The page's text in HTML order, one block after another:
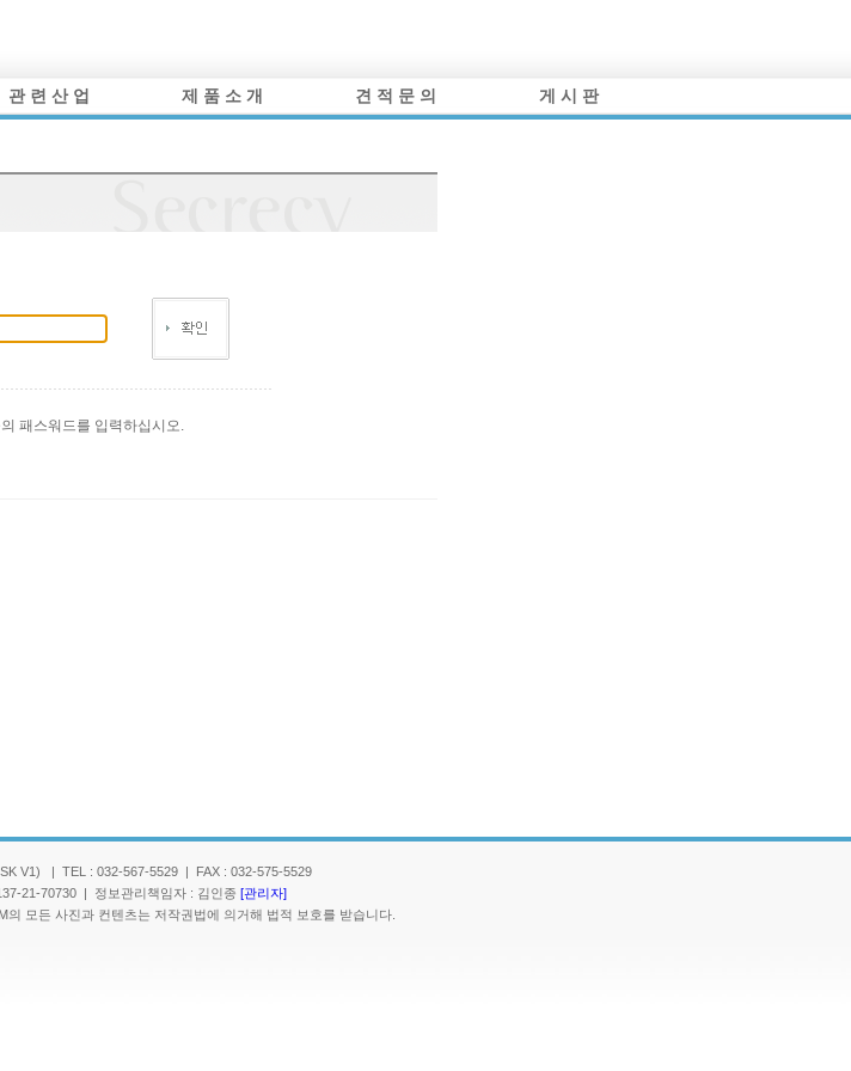
관 련 산 업 제 품 소 개 견 적 문 의 게 시 판
패스워드를 입력하십시오.
V1) | TEL : 032-567-5529 | FAX : 032-575-5529
21-70730 | 정보관리책임자 : 김인종 [관리자]
의 모든 사진과 컨텐츠는 저작권법에 의거해 법적 보호를 받습니다.